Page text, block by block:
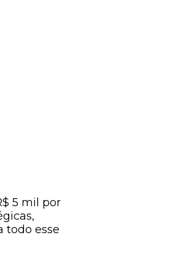
5 mil por
todo esse